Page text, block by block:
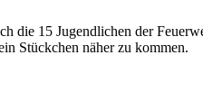
die 15 Jugendlichen der
Stückchen näher zu kommen.